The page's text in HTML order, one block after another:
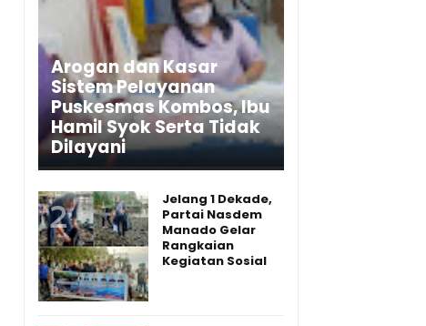
Arogan dan Kasar
Sistem Pelayanan
Puskesmas Kombos, Ibu
Hamil Syok Serta Tidak
Dilayani
Jelang 1 Dekade,
Partai Nasdem
Manado Gelar
Rangkaian
Kegiatan Sosial